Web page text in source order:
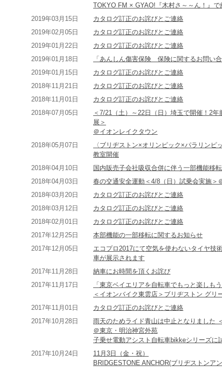
TOKYO FM × GYAO!『木村さ～～ん！』で
2019年03月15日
カタログ訂正のお詫びとご連絡
2019年02月05日
カタログ訂正のお詫びとご連絡
2019年01月22日
カタログ訂正のお詫びとご連絡
2019年01月18日
「あんしん傷害保険 保険に関するお問い
2019年01月15日
カタログ訂正のお詫びとご連絡
2018年11月21日
カタログ訂正のお詫びとご連絡
2018年11月01日
カタログ訂正のお詫びとご連絡
2018年07月05日
＜7/21（土）～22日（日）埼玉で開催！2
展＞
＠イオンレイクタウン
2018年05月07日
〈ブリヂストン×オリンピック×パラリン
教室開催
2018年04月10日
国内販売子会社吸収合併に伴う一部機能移
2018年04月03日
春の交通安全運動＜4/8（日）試乗会実施＞
2018年03月20日
カタログ訂正のお詫びとご連絡
2018年03月12日
カタログ訂正のお詫びとご連絡
2018年02月01日
カタログ訂正のお詫びとご連絡
2017年12月25日
本部機能の一部移転に関するお知らせ
2017年12月05日
エコプロ2017にて空気を使わないタイヤ技
車が展示されます
2017年11月28日
納車にお時間を頂くお詫び
2017年11月17日
「東京ベイエリアを自転車でもっと楽しも
＜イオンバイク東雲店＞ブリヂストン グ
2017年11月01日
カタログ訂正のお詫びとご連絡
2017年10月28日
雨天のためライド青山は中止となりました
＠東京・明治神宮外苑
子乗せ電動アシスト自転車bikkeシリーズに
2017年10月24日
11月3日（金・祝）
BRIDGESTONE ANCHOR(ブリヂストンア